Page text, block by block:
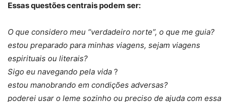
Essas questões centrais podem ser:
O que considero meu “verdadeiro norte”, o que me guia?
estou preparado para minhas viagens, sejam viagens
espirituais ou literais?
Sigo eu navegando pela vida ?
estou manobrando em condições adversas?
poderei usar o leme sozinho ou preciso de ajuda com essa